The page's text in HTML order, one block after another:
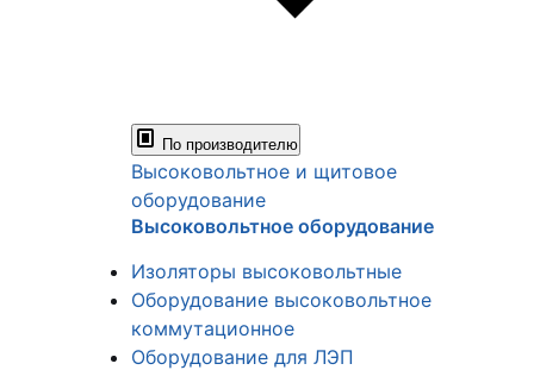
По производителю
Высоковольтное и щитовое
оборудование
Высоковольтное оборудование
Изоляторы высоковольтные
Оборудование высоковольтное
коммутационное
Оборудование для ЛЭП